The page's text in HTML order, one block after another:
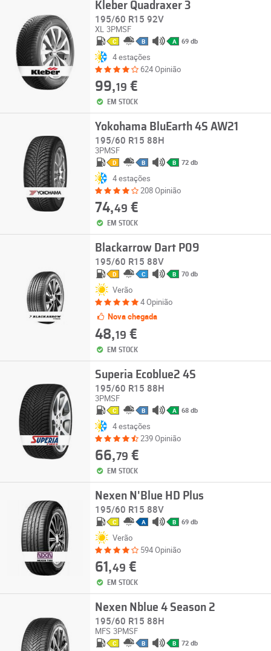
Kleber Quadraxer 3
195/60 R15 92V
XL 3PMSF
C B A 69 db
4 estações
624 Opinião
99,19 €
EM STOCK
Yokohama BluEarth 4S AW21
195/60 R15 88H
3PMSF
D B B 72 db
4 estações
208 Opinião
74,49 €
EM STOCK
Blackarrow Dart P09
195/60 R15 88V
D C B 70 db
Verão
4 Opinião
Nova chegada
48,19 €
EM STOCK
Superia Ecoblue2 4S
195/60 R15 88H
3PMSF
C B A 68 db
4 estações
239 Opinião
66,79 €
EM STOCK
Nexen N'Blue HD Plus
195/60 R15 88V
C A B 69 db
Verão
594 Opinião
61,49 €
EM STOCK
Nexen Nblue 4 Season 2
195/60 R15 88H
MFS 3PMSF
C B B 72 db